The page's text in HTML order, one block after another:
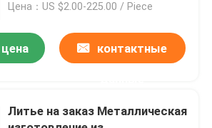
металлического листа
механической обработке
Цена：US $2.00-225.00 / Piece
контактные
Литье на заказ Металлическая